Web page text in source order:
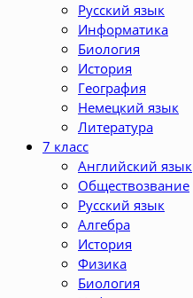
Русский язык
Информатика
Биология
История
География
Немецкий язык
Литература
7 класс
Английский язык
Обществозвание
Русский язык
Алгебра
История
Физика
Биология